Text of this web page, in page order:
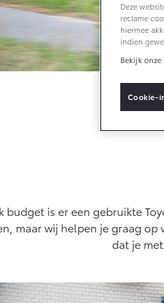
Vanaf € 33.495,-
Toyota C-HR+
WATERSTOF-
ELEKTRISCH
budget is er een gebruikte
maar wij helpen je graag op
dat je
Deze
reclame
hiermee
indien
Bekijk onze
Cookie-